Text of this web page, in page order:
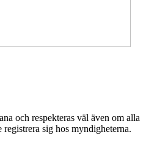
och respekteras väl även om alla
sig hos myndigheterna.